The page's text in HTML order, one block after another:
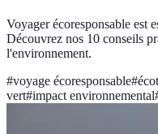
Voyager écoresponsable est
Découvrez nos 10 conseils
l'environnement.
#voyage écoresponsable#
vert#impact environnemental